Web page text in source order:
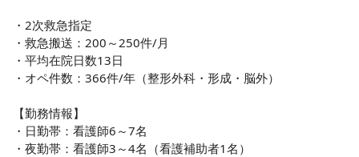
たい方・ブランクがある方もしっかり学びながら成長できる
環境です。
・2次救急指定
・救急搬送：200～250件/月
・平均在院日数13日
・オペ件数：366件/年（整形外科・形成・脳外）
【勤務情報】
・日勤帯：看護師6～7名
・夜勤帯：看護師3～4名（看護補助者1名）